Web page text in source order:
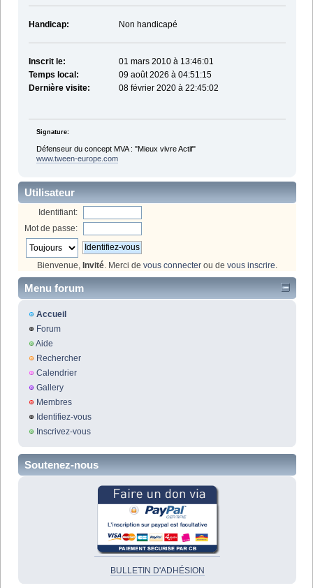
Handicap: Non handicapé
Inscrit le:
01 mars 2010 à 13:46:01
Temps local:
09 août 2026 à 04:51:15
Dernière visite:
08 février 2020 à 22:45:02
Signature:
Défenseur du concept MVA : "Mieux vivre Actif"
www.tween-europe.com
Utilisateur
Identifiant:
Mot de passe:
Bienvenue, Invité. Merci de vous connecter ou de vous inscrire.
Menu forum
Accueil
Forum
Aide
Rechercher
Calendrier
Gallery
Membres
Identifiez-vous
Inscrivez-vous
Soutenez-nous
BULLETIN D'ADHÉSION